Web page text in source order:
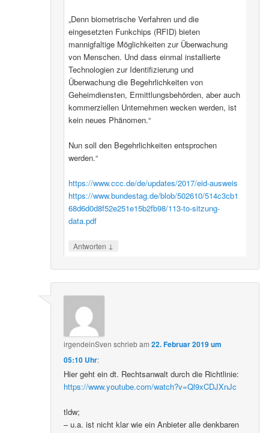
„Denn biometrische Verfahren und die
eingesetzten Funkchips (RFID) bieten
mannigfaltige Möglichkeiten zur Überwachung
von Menschen. Und dass einmal installierte
Technologien zur Identifizierung und
Überwachung die Begehrlichkeiten von
Geheimdiensten, Ermittlungsbehörden, aber auch
kommerziellen Unternehmen wecken werden, ist
kein neues Phänomen.“
Nun soll den Begehrlichkeiten entsprochen
werden.“
https://www.ccc.de/de/updates/2017/eid-ausweis
https://www.bundestag.de/blob/502610/514c3cb1
68d6d0d8f52e251e15b2fb98/113-to-sitzung-
data.pdf
Antworten ↓
irgendeinSven schriebam22. Februar 2019 um
05:10 Uhr:
Hier geht ein dt. Rechtsanwalt durch die Richtlinie:
https://www.youtube.com/watch?v=Ql9xCDJXnJc
tldw;
– u.a. ist nicht klar wie ein Anbieter alle denkbaren